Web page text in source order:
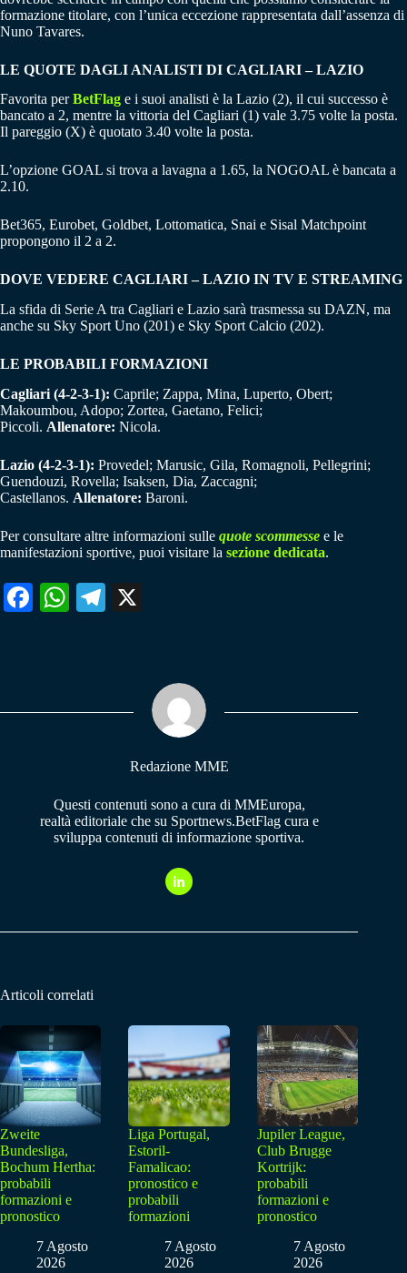
formazione titolare, con l’unica eccezione rappresentata dall’assenza di
Nuno Tavares.
LE QUOTE DAGLI ANALISTI DI CAGLIARI – LAZIO
Favorita perBetFlag e i suoi analisti è la Lazio (2), il cui successo è
bancato a 2, mentre la vittoria del Cagliari (1) vale 3.75 volte la posta.
Il pareggio (X) è quotato 3.40 volte la posta.
L’opzione GOAL si trova a lavagna a 1.65, la NOGOAL è bancata a
2.10.
Bet365, Eurobet, Goldbet, Lottomatica, Snai e Sisal Matchpoint
propongono il 2 a 2.
DOVE VEDERE CAGLIARI – LAZIO IN TV E STREAMING
La sfida di Serie A tra Cagliari e Lazio sarà trasmessa su DAZN, ma
anche su Sky Sport Uno (201) e Sky Sport Calcio (202).
LE PROBABILI FORMAZIONI
Cagliari (4-2-3-1): Caprile; Zappa, Mina, Luperto, Obert;
Makoumbou, Adopo; Zortea, Gaetano, Felici;
Piccoli. Allenatore: Nicola.
Lazio (4-2-3-1): Provedel; Marusic, Gila, Romagnoli, Pellegrini;
Guendouzi, Rovella; Isaksen, Dia, Zaccagni;
Castellanos. Allenatore: Baroni.
Per consultare altre informazioni sulle quote scommesse e le
manifestazioni sportive, puoi visitare la sezione dedicata.
Fa W
pp
Te
m
Redazione MME
Questi contenuti sono a cura di MMEuropa,
realtà editoriale che su Sportnews.BetFlag cura e
sviluppa contenuti di informazione sportiva.
Articoli correlati
Zweite
Bundesliga,
Bochum Hertha:
probabili
formazioni e
pronostico
7 Agosto
2026
Liga Portugal,
Estoril-
Famalicao:
pronostico e
probabili
formazioni
7 Agosto
2026
Jupiler League,
Club Brugge
Kortrijk:
probabili
formazioni e
pronostico
7 Agosto
2026